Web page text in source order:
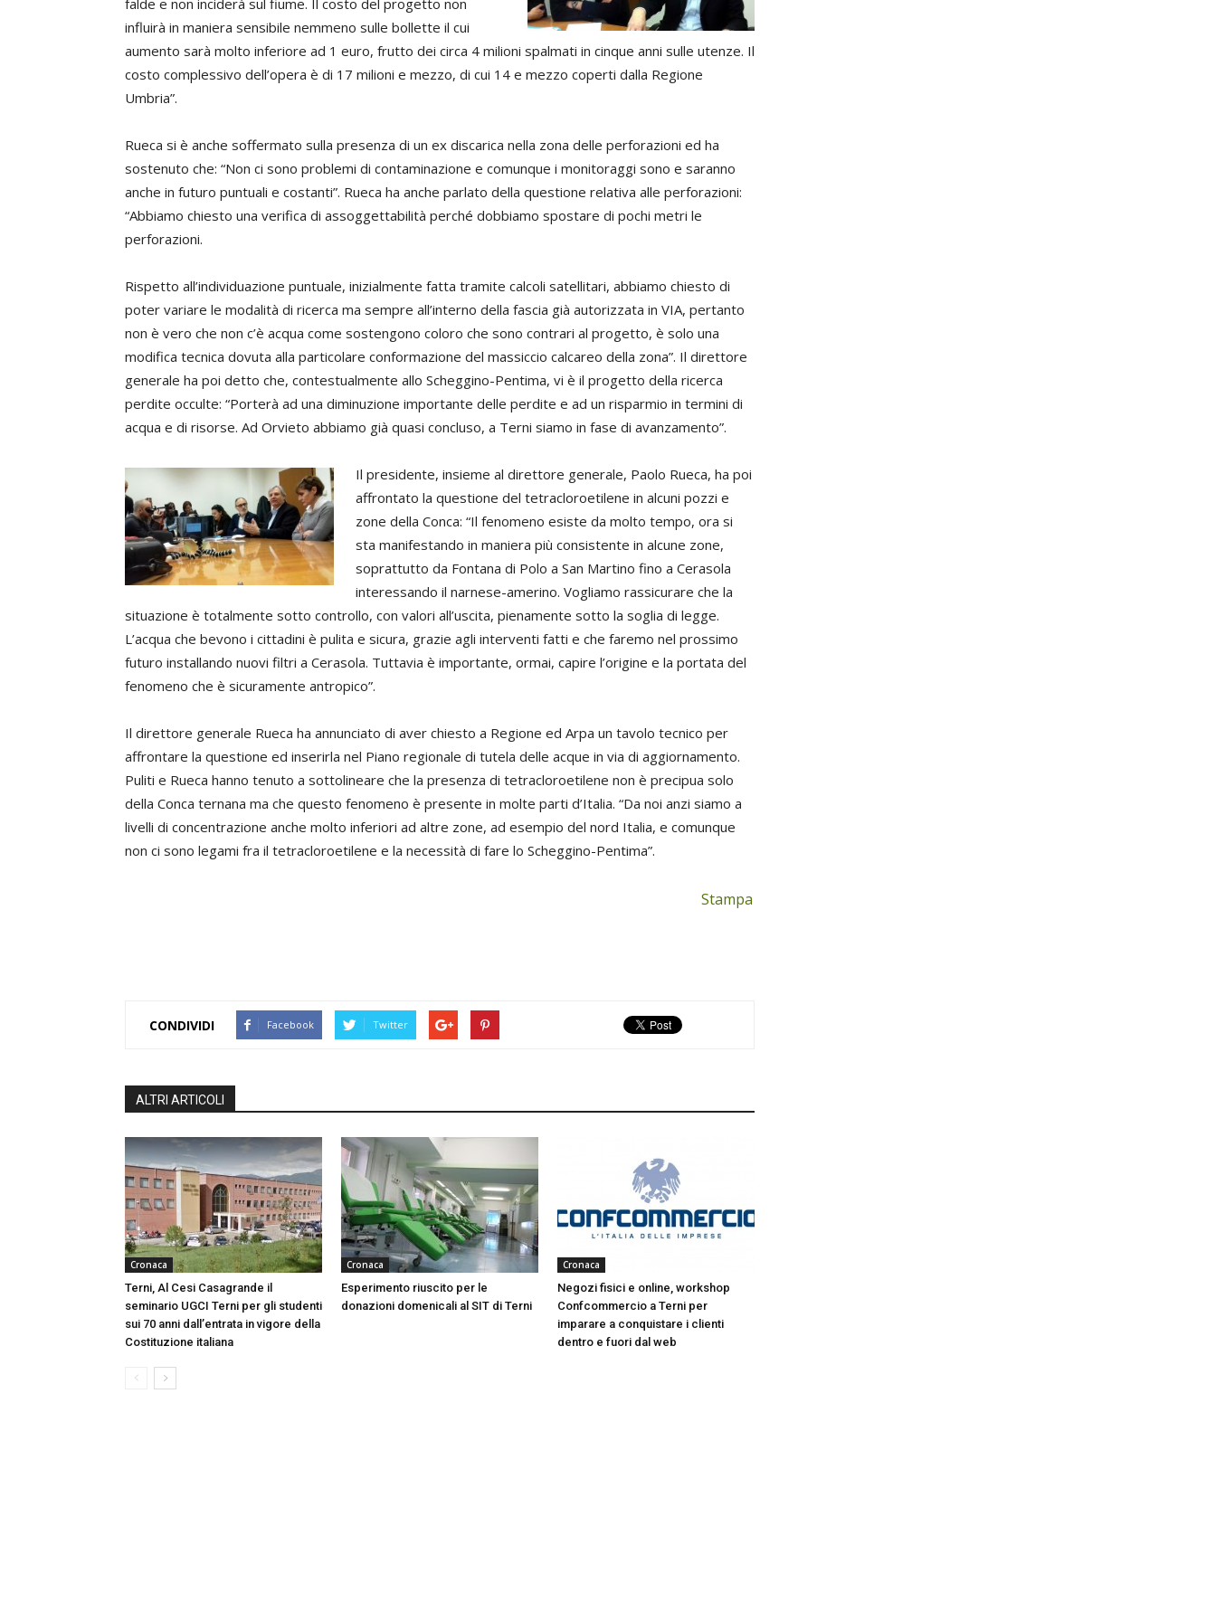
falde e non inciderà sul fiume. Il costo del progetto non
influirà in maniera sensibile nemmeno sulle bollette il cui
aumento sarà molto inferiore ad 1 euro, frutto dei circa 4 milioni spalmati in cinque anni sulle utenze. Il
costo complessivo dell’opera è di 17 milioni e mezzo, di cui 14 e mezzo coperti dalla Regione
Umbria”.
Rueca si è anche soffermato sulla presenza di un ex discarica nella zona delle perforazioni ed ha
sostenuto che: “Non ci sono problemi di contaminazione e comunque i monitoraggi sono e saranno
anche in futuro puntuali e costanti”. Rueca ha anche parlato della questione relativa alle perforazioni:
“Abbiamo chiesto una verifica di assoggettabilità perché dobbiamo spostare di pochi metri le
perforazioni.
Rispetto all’individuazione puntuale, inizialmente fatta tramite calcoli satellitari, abbiamo chiesto di
poter variare le modalità di ricerca ma sempre all’interno della fascia già autorizzata in VIA, pertanto
non è vero che non c’è acqua come sostengono coloro che sono contrari al progetto, è solo una
modifica tecnica dovuta alla particolare conformazione del massiccio calcareo della zona”. Il direttore
generale ha poi detto che, contestualmente allo Scheggino-Pentima, vi è il progetto della ricerca
perdite occulte: “Porterà ad una diminuzione importante delle perdite e ad un risparmio in termini di
acqua e di risorse. Ad Orvieto abbiamo già quasi concluso, a Terni siamo in fase di avanzamento”.
Il presidente, insieme al direttore generale, Paolo Rueca, ha poi
affrontato la questione del tetracloroetilene in alcuni pozzi e
zone della Conca: “Il fenomeno esiste da molto tempo, ora si
sta manifestando in maniera più consistente in alcune zone,
soprattutto da Fontana di Polo a San Martino fino a Cerasola
interessando il narnese-amerino. Vogliamo rassicurare che la
situazione è totalmente sotto controllo, con valori all’uscita, pienamente sotto la soglia di legge.
L’acqua che bevono i cittadini è pulita e sicura, grazie agli interventi fatti e che faremo nel prossimo
futuro installando nuovi filtri a Cerasola. Tuttavia è importante, ormai, capire l’origine e la portata del
fenomeno che è sicuramente antropico”.
Il direttore generale Rueca ha annunciato di aver chiesto a Regione ed Arpa un tavolo tecnico per
affrontare la questione ed inserirla nel Piano regionale di tutela delle acque in via di aggiornamento.
Puliti e Rueca hanno tenuto a sottolineare che la presenza di tetracloroetilene non è precipua solo
della Conca ternana ma che questo fenomeno è presente in molte parti d’Italia. “Da noi anzi siamo a
livelli di concentrazione anche molto inferiori ad altre zone, ad esempio del nord Italia, e comunque
non ci sono legami fra il tetracloroetilene e la necessità di fare lo Scheggino-Pentima”.
Stampa
CONDIVIDI Facebook Twitter
ALTRI ARTICOLI
Cronaca
Terni, Al Cesi Casagrande il
seminario UGCI Terni per gli studenti
sui 70 anni dall’entrata in vigore della
Costituzione italiana
Cronaca
Esperimento riuscito per le
donazioni domenicali al SIT di Terni
Cronaca
Negozi fisici e online, workshop
Confcommercio a Terni per
imparare a conquistare i clienti
dentro e fuori dal web